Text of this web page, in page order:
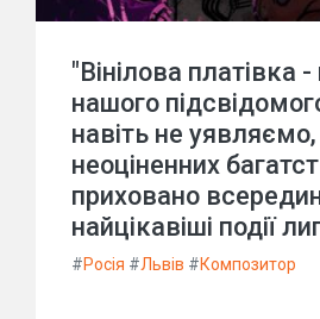
"Вінілова платівка
нашого
навіть не
неоціненних
приховано
найцікавіші події
#Росія #Львів #Композитор